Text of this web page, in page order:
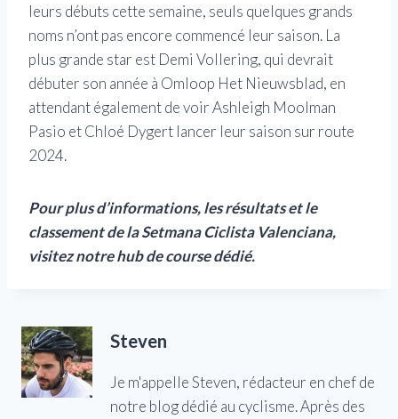
leurs débuts cette semaine, seuls quelques grands
noms n’ont pas encore commencé leur saison. La
plus grande star est Demi Vollering, qui devrait
débuter son année à Omloop Het Nieuwsblad, en
attendant également de voir Ashleigh Moolman
Pasio et Chloé Dygert lancer leur saison sur route
2024.
Pour plus d’informations, les résultats et le
classement de la Setmana Ciclista Valenciana,
visitez notre hub de course dédié.
Steven
Je m'appelle Steven, rédacteur en chef de
notre blog dédié au cyclisme. Après des